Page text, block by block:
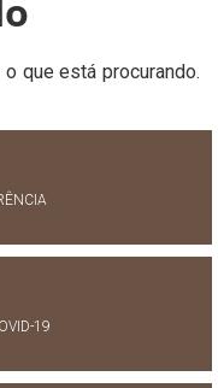
que está procurando.
19